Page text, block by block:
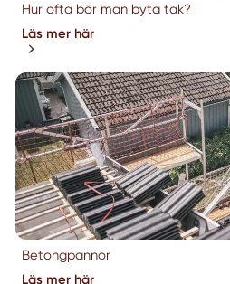
Hur ofta bör man byta tak?
Läs mer här
Betongpannor
Läs mer här